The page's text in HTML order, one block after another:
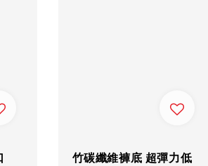
竹碳纖維褲底 超彈力低